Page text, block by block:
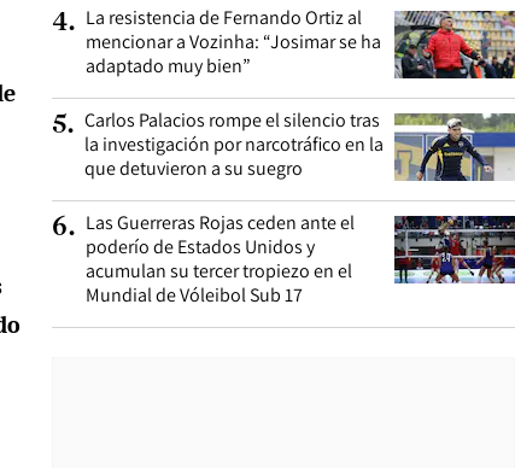
4. La resistencia de Fernando Ortiz al
mencionar a Vozinha: “Josimar se ha
adaptado muy bien”
5. Carlos Palacios rompe el silencio tras
la investigación por narcotráfico en la
que detuvieron a su suegro
6. Las Guerreras Rojas ceden ante el
poderío de Estados Unidos y
acumulan su tercer tropiezo en el
Mundial de Vóleibol Sub 17